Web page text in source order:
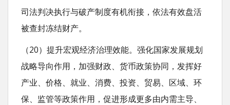
司法判决执行与破产制度有机衔接，依法有效盘活
被查封冻结财产。
（20）提升宏观经济治理效能。强化国家发展规划
战略导向作用，加强财政、货币政策协同，发挥好
产业、价格、就业、消费、投资、贸易、区域、环
保、监管等政策作用，促进形成更多由内需主导、